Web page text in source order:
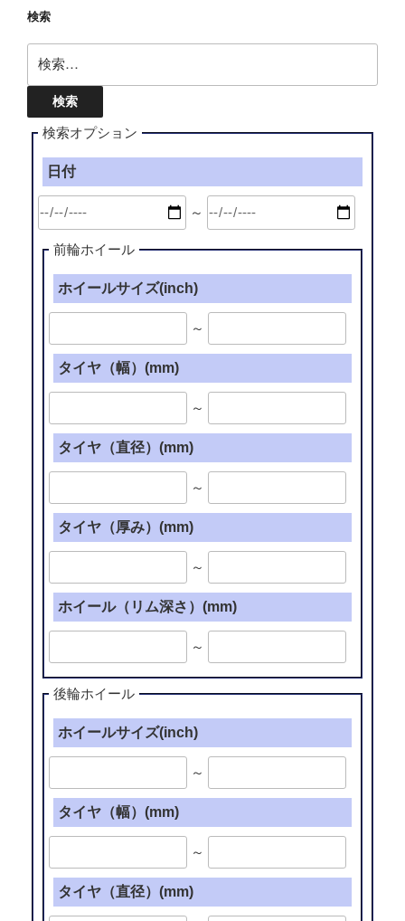
ー
シ
ョ
ン
検索
索:
検索オプション
日付
～
前輪ホイール
ホイールサイズ(inch)
～
タイヤ（幅）(mm)
～
タイヤ（直径）(mm)
～
タイヤ（厚み）(mm)
～
ホイール（リム深さ）(mm)
～
後輪ホイール
ホイールサイズ(inch)
～
タイヤ（幅）(mm)
～
タイヤ（直径）(mm)